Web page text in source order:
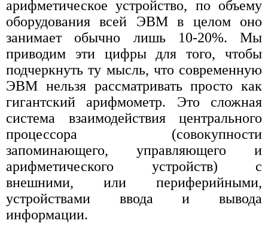
арифметическое устройство, по объему
оборудования всей ЭВМ в целом оно
занимает обычно лишь 10-20%. Мы
приводим эти цифры для того, чтобы
подчеркнуть ту мысль, что современную
ЭВМ нельзя рассматривать просто как
гигантский арифмометр. Это сложная
система взаимодействия центрального
процессора (совокупности
запоминающего, управляющего и
арифметического устройств) с
внешними, или периферийными,
устройствами ввода и вывода
информации.